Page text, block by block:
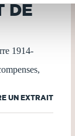
DE
1914-
UN EXTRAIT